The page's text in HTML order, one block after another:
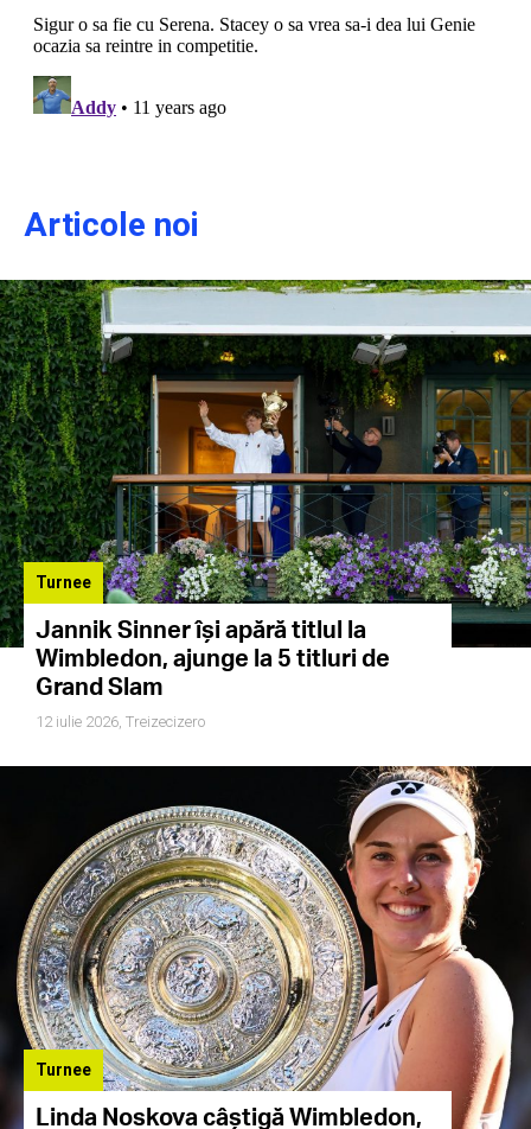
Articole noi
Turnee
Jannik Sinner își apără titlul la
Wimbledon, ajunge la 5 titluri de
Grand Slam
12 iulie 2026, Treizecizero
Turnee
Linda Noskova câștigă Wimbledon,